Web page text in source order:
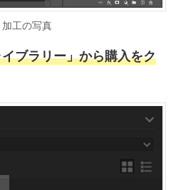
加工の写真
ブラリー」から購入をク